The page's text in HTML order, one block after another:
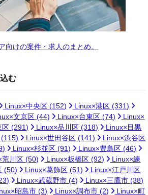
向けの案件・求人のまとめ。
む
Linux×中央区(152) Linux×港区(331)
文京区(44) Linux×台東区(74)
Linux×
区(291) Linux×品川区(318)
Linux×目黒
(115) Linux×世田谷区(141)
Linux×渋谷区
Linux×杉並区(91) Linux×豊島区(46)
荒川区(50) Linux×板橋区(92)
Linux×練
(50) Linux×葛飾区(51)
Linux×江戸川区
Linux×武蔵野市(4) Linux×三鷹市(38)
昭島市(3) Linux×調布市(2) Linux×町